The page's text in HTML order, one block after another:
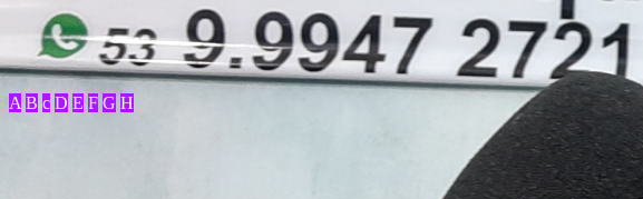
A B c D E F G H